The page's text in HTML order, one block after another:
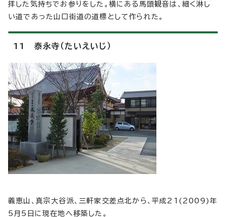
拝した気持ちでお参りをした。横にある馬頭観音は、細く淋し
い道であった山口街道の道標として作られた。
11 泰永寺（たいえいじ）
義恵山、真宗大谷派、三軒家交差点北から、平成21(2009)年
5月5日に現在地へ移築した。